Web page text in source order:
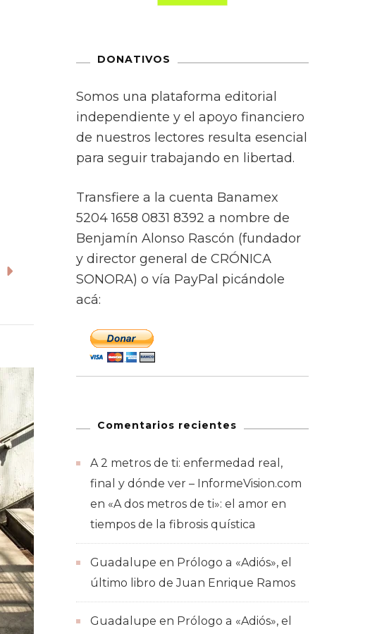
DONATIVOS
Somos una plataforma editorial
independiente y el apoyo financiero
de nuestros lectores resulta esencial
para seguir trabajando en libertad.
Transfiere a la cuenta Banamex
5204 1658 0831 8392 a nombre de
Benjamín Alonso Rascón (fundador
y director general de CRÓNICA
SONORA) o vía PayPal picándole
acá:
Comentarios recientes
A 2 metros de ti: enfermedad real,
final y dónde ver – InformeVision.com
en «A dos metros de ti»: el amor en
tiempos de la fibrosis quística
Guadalupe en Prólogo a «Adiós», el
último libro de Juan Enrique Ramos
Guadalupe en Prólogo a «Adiós», el